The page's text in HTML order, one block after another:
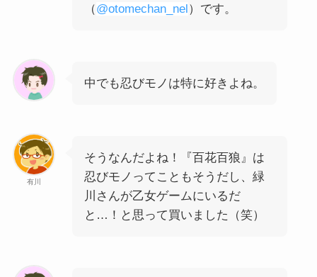
（@otomechan_nel ）です。
中でも忍びモノは特に好きよね。
有川
そうなんだよね！『百花百狼』は
忍びモノってこともそうだし、緑
川さんが乙女ゲームにいるだ
と…！と思って買いました（笑）